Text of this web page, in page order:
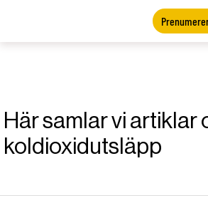
Här samlar vi artiklar
koldioxidutsläpp